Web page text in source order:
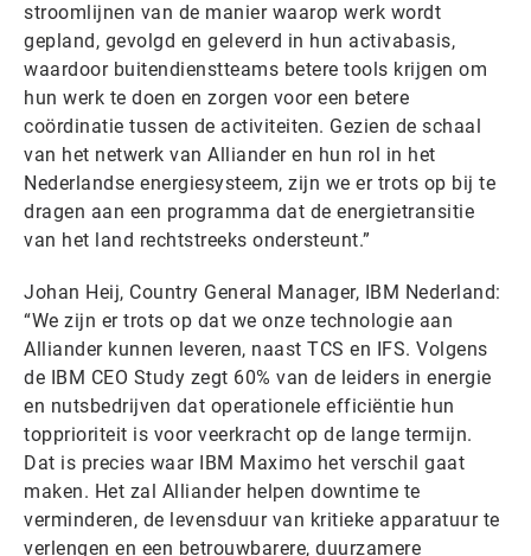
stroomlijnen van de manier waarop werk wordt
gepland, gevolgd en geleverd in hun activabasis,
waardoor buitendienstteams betere tools krijgen om
hun werk te doen en zorgen voor een betere
coördinatie tussen de activiteiten. Gezien de schaal
van het netwerk van Alliander en hun rol in het
Nederlandse energiesysteem, zijn we er trots op bij te
dragen aan een programma dat de energietransitie
van het land rechtstreeks ondersteunt.”
Johan Heij, Country General Manager, IBM Nederland:
“We zijn er trots op dat we onze technologie aan
Alliander kunnen leveren, naast TCS en IFS. Volgens
de IBM CEO Study zegt 60% van de leiders in energie
en nutsbedrijven dat operationele efficiëntie hun
topprioriteit is voor veerkracht op de lange termijn.
Dat is precies waar IBM Maximo het verschil gaat
maken. Het zal Alliander helpen downtime te
verminderen, de levensduur van kritieke apparatuur te
verlengen en een betrouwbarere, duurzamere